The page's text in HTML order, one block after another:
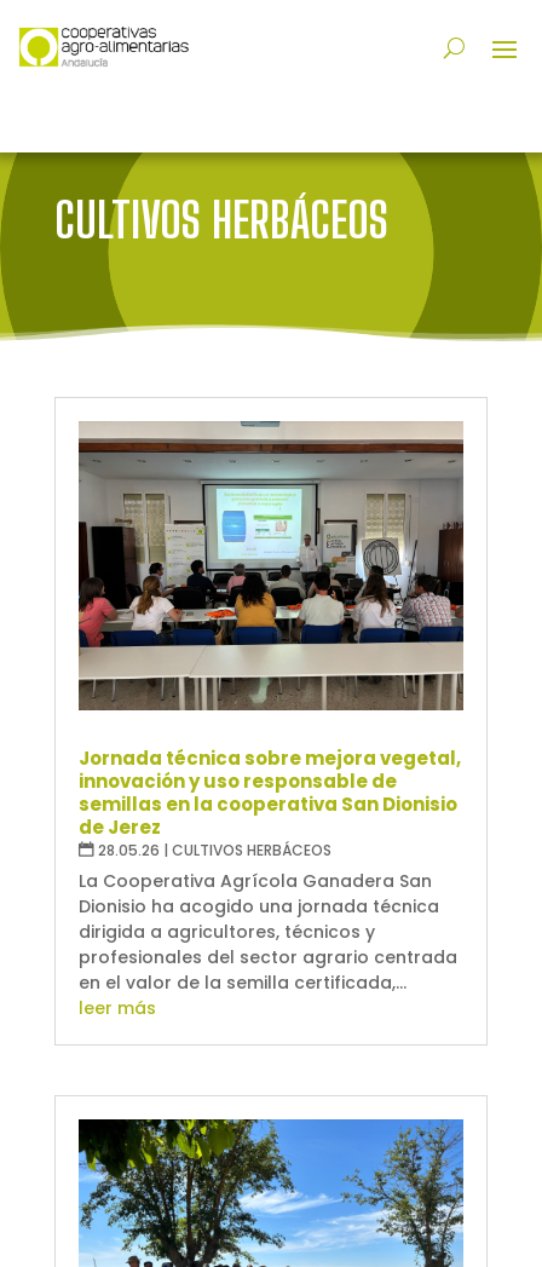
CULTIVOS HERBÁCEOS
Jornada técnica sobre mejora vegetal,
innovación y uso responsable de
semillas en la cooperativa San Dionisio
de Jerez
28.05.26 | CULTIVOS HERBÁCEOS
La Cooperativa Agrícola Ganadera San
Dionisio ha acogido una jornada técnica
dirigida a agricultores, técnicos y
profesionales del sector agrario centrada
en el valor de la semilla certificada,...
leer más